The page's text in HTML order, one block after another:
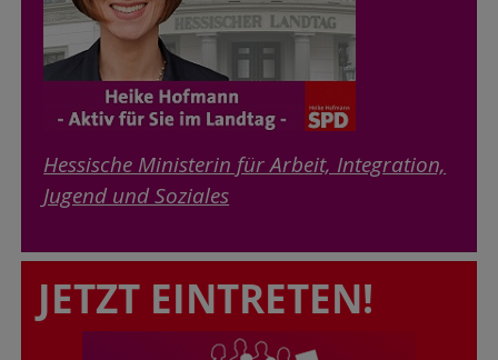
Hessische Ministerin für Arbeit, Integration,
Jugend und Soziales
JETZT EINTRETEN!